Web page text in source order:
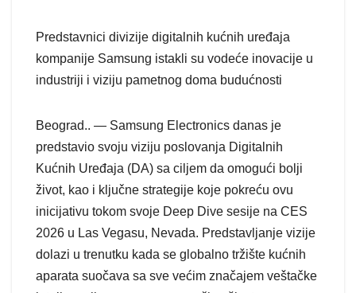
Predstavnici divizije digitalnih kućnih uređaja
kompanije Samsung istakli su vodeće inovacije u
industriji i viziju pametnog doma budućnosti
Beograd.. — Samsung Electronics danas je
predstavio svoju viziju poslovanja Digitalnih
Kućnih Uređaja (DA) sa ciljem da omogući bolji
život, kao i ključne strategije koje pokreću ovu
inicijativu tokom svoje Deep Dive sesije na CES
2026 u Las Vegasu, Nevada. Predstavljanje vizije
dolazi u trenutku kada se globalno tržište kućnih
aparata suočava sa sve većim značajem veštačke